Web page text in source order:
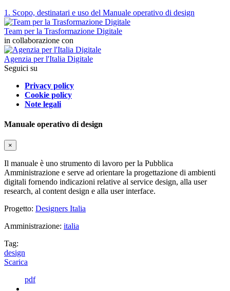
1. Scopo, destinatari e uso del Manuale operativo di design
Team per la Trasformazione Digitale
in collaborazione con
Agenzia per l'Italia Digitale
Seguici su
Privacy policy
Cookie policy
Note legali
Manuale operativo di design
×
Il manuale è uno strumento di lavoro per la Pubblica
Amministrazione e serve ad orientare la progettazione di ambienti
digitali fornendo indicazioni relative al service design, alla user
research, al content design e alla user interface.
Progetto: Designers Italia
Amministrazione: italia
Tag:
design
Scarica
pdf